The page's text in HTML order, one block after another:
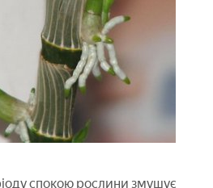
спокою рослини змушує